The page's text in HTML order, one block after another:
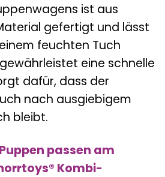
ist aus
gefertigt und lässt
feuchten Tuch
eine schnelle
dafür, dass der
nach ausgiebigem
bleibt.
passen am
Kombi-